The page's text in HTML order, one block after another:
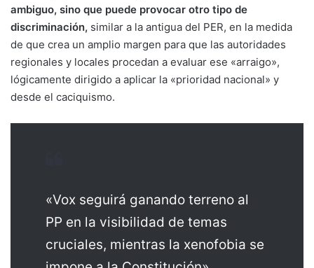
ambiguo, sino que puede provocar otro tipo de
discriminación, similar a la antigua del PER, en la medida
de que crea un amplio margen para que las autoridades
regionales y locales procedan a evaluar ese «arraigo»,
lógicamente dirigido a aplicar la «prioridad nacional» y
desde el caciquismo.
«Vox seguirá ganando terreno al
PP en la visibilidad de temas
cruciales, mientras la xenofobia se